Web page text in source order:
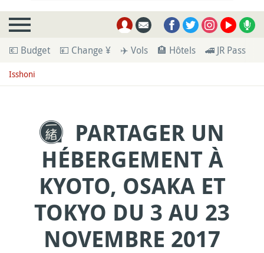
💶 Budget 💴 Change ¥ ✈️ Vols 🏨 Hôtels 🚄 JR Pass
Isshoni
PARTAGER UN
HÉBERGEMENT À
KYOTO, OSAKA ET
TOKYO DU 3 AU 23
NOVEMBRE 2017